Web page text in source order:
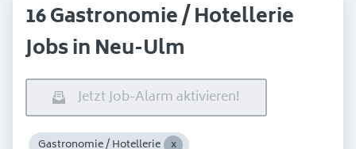
16 Gastronomie / Hotellerie
Jobs in Neu-Ulm
Jetzt Job-Alarm aktivieren!
Gastronomie / Hotellerie